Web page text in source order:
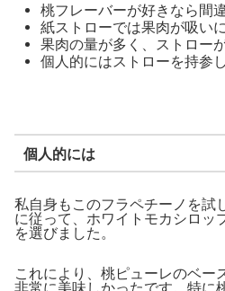
桃フレーバーが好きなら間
紙ストローでは果肉が吸い
果肉の量が多く、ストロー
個人的にはストローを持参
個人的には
私自身もこのフラペチーノを試
に従って、ホワイトモカシロッ
を選びました。
これにより、桃ピューレのベー
非常に美味しかったです。特に